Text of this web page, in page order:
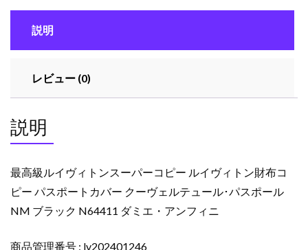
ン
ー
コ
ー
ル
ヴ
ィ
ト
財
説明
レビュー (0)
説明
最高級ルイヴィトンスーパーコピー ルイヴィトン財布コ
ピー パスポートカバー クーヴェルテュール･パスポール
NM ブラック N64411 ダミエ・アンフィニ
商品管理番号 : lv202401246